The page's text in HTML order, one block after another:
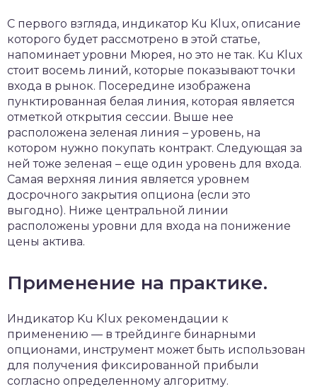
С первого взгляда, индикатор Ku Klux, описание
которого будет рассмотрено в этой статье,
напоминает уровни Мюрея, но это не так. Ku Klux
стоит восемь линий, которые показывают точки
входа в рынок. Посередине изображена
пунктированная белая линия, которая является
отметкой открытия сессии. Выше нее
расположена зеленая линия – уровень, на
котором нужно покупать контракт. Следующая за
ней тоже зеленая – еще один уровень для входа.
Самая верхняя линия является уровнем
досрочного закрытия опциона (если это
выгодно). Ниже центральной линии
расположены уровни для входа на понижение
цены актива.
Применение на практике.
Индикатор Ku Klux рекомендации к
применению — в трейдинге бинарными
опционами, инструмент может быть использован
для получения фиксированной прибыли
согласно определенному алгоритму.